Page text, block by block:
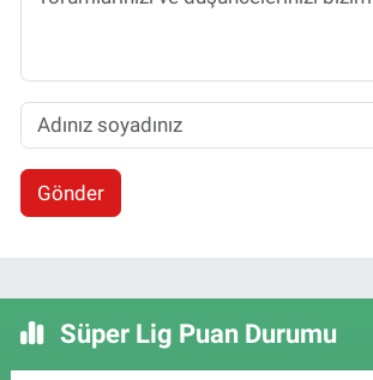
Gönder
Süper Lig Puan Durumu